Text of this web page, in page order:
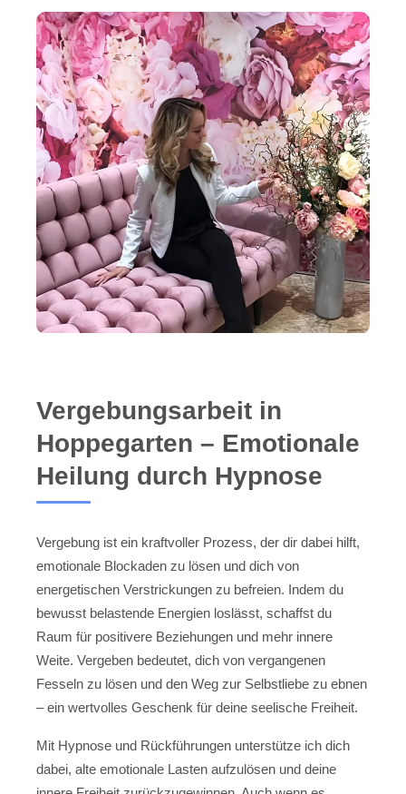
Vergebungsarbeit in
Hoppegarten – Emotionale
Heilung durch Hypnose
Vergebung ist ein kraftvoller Prozess, der dir dabei hilft,
emotionale Blockaden zu lösen und dich von
energetischen Verstrickungen zu befreien. Indem du
bewusst belastende Energien loslässt, schaffst du
Raum für positivere Beziehungen und mehr innere
Weite. Vergeben bedeutet, dich von vergangenen
Fesseln zu lösen und den Weg zur Selbstliebe zu ebnen
– ein wertvolles Geschenk für deine seelische Freiheit.
Mit Hypnose und Rückführungen unterstütze ich dich
dabei, alte emotionale Lasten aufzulösen und deine